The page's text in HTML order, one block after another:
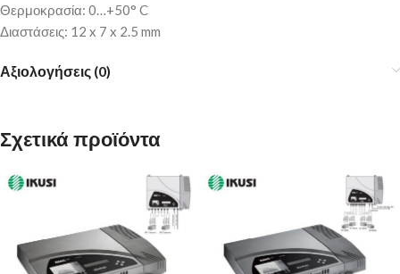
Θερμοκρασία: 0…+50° C
Διαστάσεις: 12 x 7 x 2.5 mm
Αξιολογήσεις (0)
Σχετικά προϊόντα